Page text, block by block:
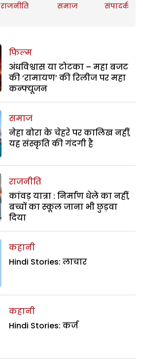
राजनीति समाज संपादकीय
फिल्म
अंधविश्वास या टोटका – महा बजट
की ‘रामायण’ की रिलीज पर महा
कन्फ्यूजन
समाज
नेहा बोरा के चेहरे पर कालिख नहीं,
यह संस्कृति की गंदगी है
राजनीति
कांवड़ यात्रा : निर्माण धेले का नहीं,
बच्चों का स्कूल जाना भी छुड़वा
दिया
कहानी
Hindi Stories: लाचार
कहानी
Hindi Stories: कर्ज